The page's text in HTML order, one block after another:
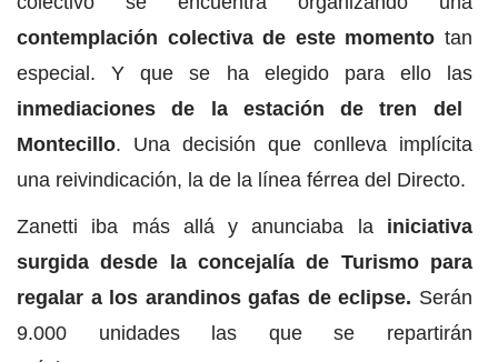
contemplación colectiva de este momento tan
especial. Y que se ha elegido para ello las
inmediaciones de la estación de tren del
Montecillo. Una decisión que conlleva implícita
una reivindicación, la de la línea férrea del Directo.
Zanetti iba más allá y anunciaba lainiciativa
surgida desde la concejalía de Turismo para
regalar a los arandinos gafas de eclipse. Serán
9.000 unidades las que se repartirán